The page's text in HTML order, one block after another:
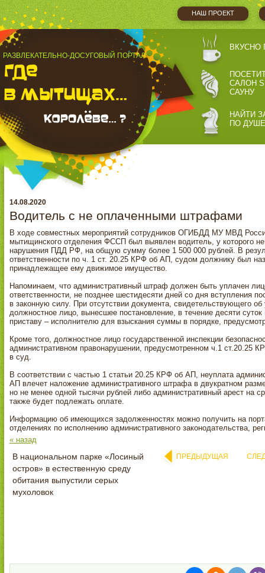
НАШ ПРОЕКТ
РАЗВЛЕКАТЕЛЬНО-ДОСУГОВЫЙ ПОРТАЛ
ВКУСНО
САЛОН
САУНУ
НАЙТИ
ПО ДУШЕ
14.08.2020
Водитель с не оплаченными штрафами
В ходе совместных мероприятий сотрудников ОГИБДД МУ МВД
мытищинского отделения ФССП был выявлен водитель, у которого
нарушения ПДД РФ, на общую сумму более 1 500 000 рублей. В
ответственности по ч. 1 ст. 20.25 КРФ об АП, судом должнику был
принадлежащее ему движимое имущество.
Напоминаем, что административный штраф должен быть уплачен
ответственности, не позднее шестидесяти дней со дня вступления
в законную силу. При отсутствии документа, свидетельствующего
должностное лицо, вынесшее постановление, в течение десяти
приставу – исполнителю для взыскания суммы в порядке,
Кроме того, должностное лицо государственной инспекции
административном правонарушении, предусмотренном ч.1 ст.20.25
в суд.
В соответствии с частью 1 статьи 20.25 КРФ об АП, неуплата
АП влечет наложение административного штрафа в двукратном
но не менее одной тысячи рублей либо административный арест на
также будет подлежать оплате.
Информацию об имеющихся задолженностях можно получить на
отделениях по исполнению административного законодательства,
« назад
В национальном парке «Лосиный
остров» в естественную среду
обитания выпустили серых
мухоловок
ПРЕДЫДУЩАЯ